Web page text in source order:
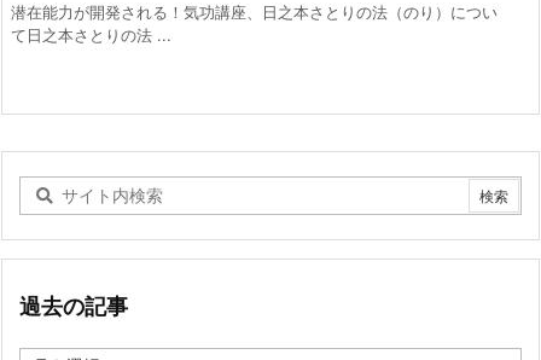
潜在能力が開発される！気功講座、日之本さとりの法（のり）につい
て日之本さとりの法 ...
過去の記事